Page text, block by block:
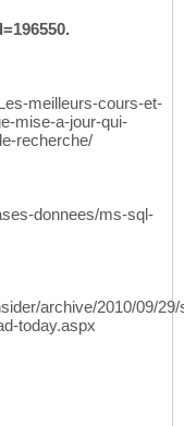
meilleurs-cours-et-
mise-a-jour-qui-
recherche/
donnees/ms-sql-
archive/2010/09/29/
today.aspx